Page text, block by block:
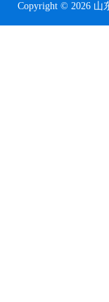
Copyright © 2026 山